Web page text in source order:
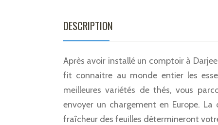
DESCRIPTION
Après avoir installé un comptoir à
fit connaitre au monde entier les
meilleures variétés de thés, vous
envoyer un chargement en Europe.
fraîcheur des feuilles détermineront